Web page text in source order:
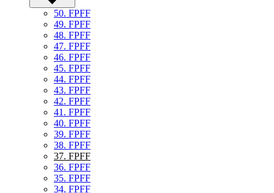
50. FPFF
49. FPFF
48. FPFF
47. FPFF
46. FPFF
45. FPFF
44. FPFF
43. FPFF
42. FPFF
41. FPFF
40. FPFF
39. FPFF
38. FPFF
37. FPFF
36. FPFF
35. FPFF
34. FPFF